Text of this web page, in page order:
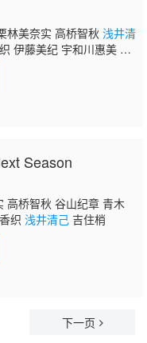
次郎 坪井智浩 河野智
磨 小林由美子 津田英
己佐佐木望
林美奈实 高桥智秋 浅井清
伊藤美纪 宇和川惠美 吉
Season
高桥智秋 谷山纪章 青木
织 浅井清己吉住梢
下一页